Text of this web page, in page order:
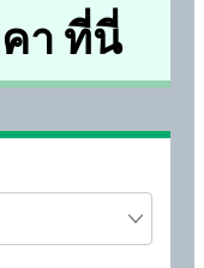
า ที่นี่